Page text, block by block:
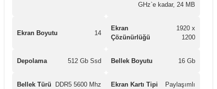
GHz`e kadar, 24 MB
Ekran Boyutu 14
Ekran
Çözünürlüğü
1920 x
1200
Depolama 512 Gb Ssd Bellek Boyutu 16 Gb
Bellek Türü DDR5 5600 Mhz Ekran Kartı Tipi Paylaşımlı